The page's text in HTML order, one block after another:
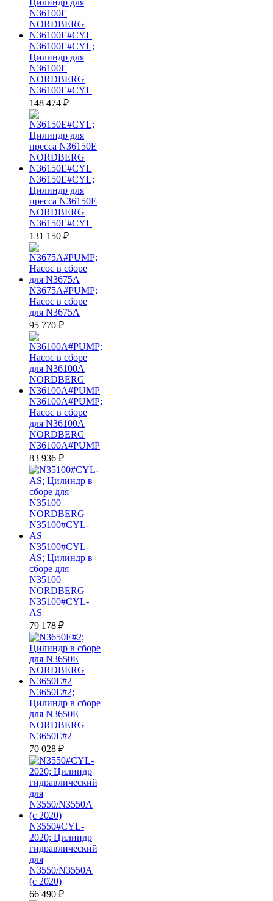
N36100E#CYL;
Цилиндр для
N36100E
NORDBERG
N36100E#CYL
148 474 ₽
N36150E#CYL;
Цилиндр для
пресса N36150E
NORDBERG
N36150E#CYL
131 150 ₽
N3675A#PUMP;
Насос в сборе
для N3675A
95 770 ₽
N36100A#PUMP;
Насос в сборе
для N36100A
NORDBERG
N36100A#PUMP
83 936 ₽
N35100#CYL-
AS; Цилиндр в
сборе для
N35100
NORDBERG
N35100#CYL-
AS
79 178 ₽
N3650E#2;
Цилиндр в сборе
для N3650E
NORDBERG
N3650E#2
70 028 ₽
N3550#CYL-
2020; Цилиндр
гидравлический
для
N3550/N3550A
(с 2020)
66 490 ₽